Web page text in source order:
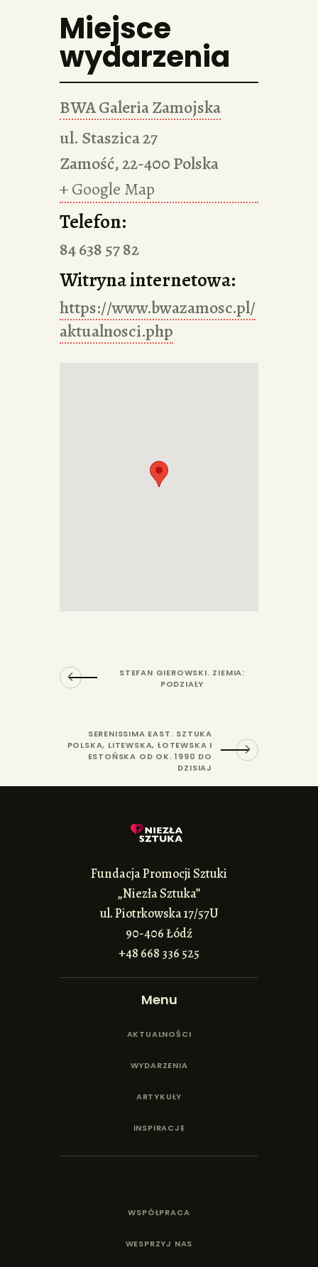
Miejsce
wydarzenia
BWA Galeria Zamojska
ul. Staszica 27
Zamość,22-400Polska
+ Google Map
Telefon:
84 638 57 82
Witryna internetowa:
https://www.bwazamosc.pl/
aktualnosci.php
STEFAN GIEROWSKI. ZIEMIA:
PODZIAŁY
SERENISSIMA EAST. SZTUKA
POLSKA, LITEWSKA, ŁOTEWSKA I
ESTOŃSKA OD OK. 1990 DO
DZISIAJ
Fundacja Promocji Sztuki
„Niezła Sztuka”
ul. Piotrkowska 17/57U
90-406 Łódź
+48 668 336 525
Menu
AKTUALNOŚCI
WYDARZENIA
ARTYKUŁY
INSPIRACJE
WSPÓŁPRACA
WESPRZYJ NAS